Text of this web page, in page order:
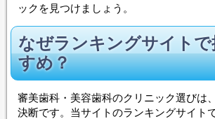
ックを見つけましょう。
なぜランキングサイト
すめ？
審美歯科・美容歯科のクリニック選びは
決断です。当サイトのランキングサイト